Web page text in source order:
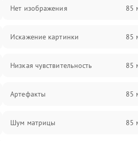
Нет изображения 85
Искажение картинки 85
Низкая чувствительность 85
Артефакты 85
Шум матрицы 85